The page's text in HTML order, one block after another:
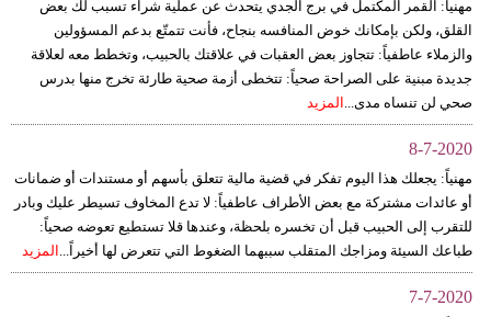
مهنياً: القمر المكتمل في برج الجدي يتحدث عن عملية شراء تسبب لك بعض
القلق، ولكن بإمكانك خوض المنافسه بنجاح، فأنت تتمتّع بدعم المسؤولين
والزملاء عاطفياً: تتجاوز بعض العقبات في علاقتك بالحبيب، وتخطط معه لعلاقة
جديدة مبنية على الصراحة صحياً: تتخطى أزمة صحية طارئة تخرج منها بدرس
صحي لن تنساه مدى... المزيد
8-7-2020
مهنياً: يجعلك هذا اليوم تفكر في قضية مالية تتعلق بأسهم أو مستندات أو ضمانات
أو عائدات مشتركة مع بعض الأطراف عاطفياً: لا تدع المخاوف تسيطر عليك وبادر
للتقرب إلى الحبيب قبل أن تخسره بلحظة، وعندها قلا تستطيع تعوضه صحياً:
طباعك السيئة ومزاجك المتقلب سببهما الضغوط التي تتعرض لها أخيراً... المزيد
7-7-2020